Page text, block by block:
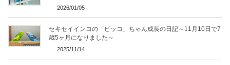
2026/01/05
セキセイインコの「ピッコ」ちゃん成長の日記～11月10日で7
歳5ヶ月になりました～
2025/11/14